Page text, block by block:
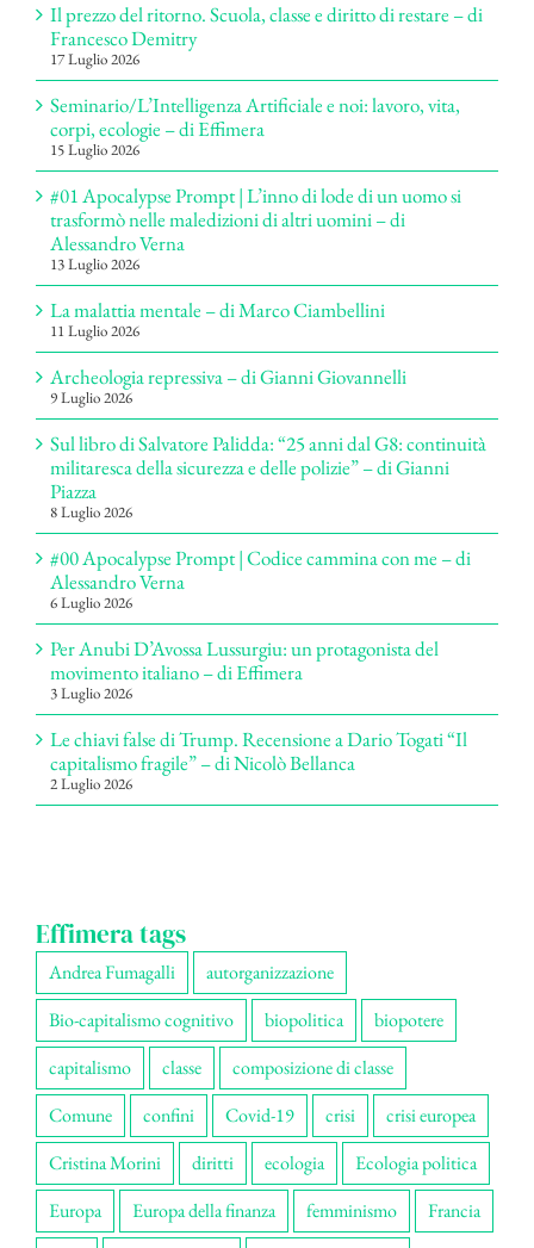
Il prezzo del ritorno. Scuola, classe e diritto di restare – di
Francesco Demitry
17 Luglio 2026
Seminario/L’Intelligenza Artificiale e noi: lavoro, vita,
corpi, ecologie – di Effimera
15 Luglio 2026
#01 Apocalypse Prompt | L’inno di lode di un uomo si
trasformò nelle maledizioni di altri uomini – di
Alessandro Verna
13 Luglio 2026
La malattia mentale – di Marco Ciambellini
11 Luglio 2026
Archeologia repressiva – di Gianni Giovannelli
9 Luglio 2026
Sul libro di Salvatore Palidda: “25 anni dal G8: continuità
militaresca della sicurezza e delle polizie” – di Gianni
Piazza
8 Luglio 2026
#00 Apocalypse Prompt | Codice cammina con me – di
Alessandro Verna
6 Luglio 2026
Per Anubi D’Avossa Lussurgiu: un protagonista del
movimento italiano – di Effimera
3 Luglio 2026
Le chiavi false di Trump. Recensione a Dario Togati “Il
capitalismo fragile” – di Nicolò Bellanca
2 Luglio 2026
Effimera tags
Andrea Fumagalli
autorganizzazione
Bio-capitalismo cognitivo
biopolitica
biopotere
capitalismo
classe
composizione di classe
Comune
confini Covid-19 crisi
crisi europea
Cristina Morini
diritti ecologia
Ecologia politica
Europa
Europa della finanza femminismo
Francia